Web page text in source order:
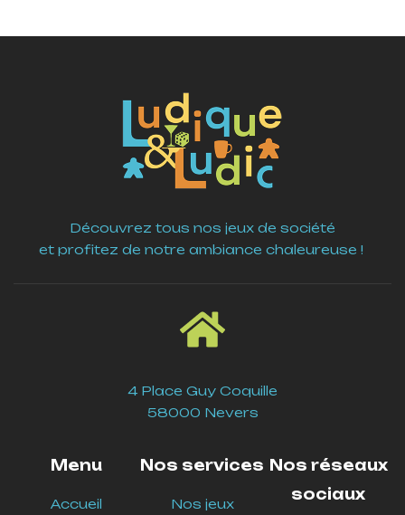
Découvrez tous nos jeux de société
et profitez de notre ambiance chaleureuse !
4 Place Guy Coquille
58000 Nevers
Menu
Accueil
Nos services
Nos jeux
Nos réseaux
sociaux